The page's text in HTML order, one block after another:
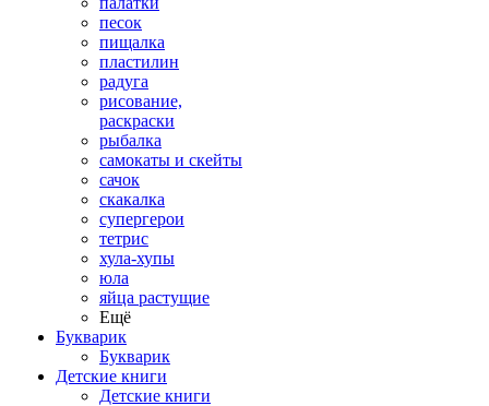
песок
пищалка
пластилин
радуга
рисование,
раскраски
рыбалка
самокаты и скейты
сачок
скакалка
супергерои
тетрис
хула-хупы
юла
яйца растущие
Ещё
Букварик
Букварик
Детские книги
Детские книги